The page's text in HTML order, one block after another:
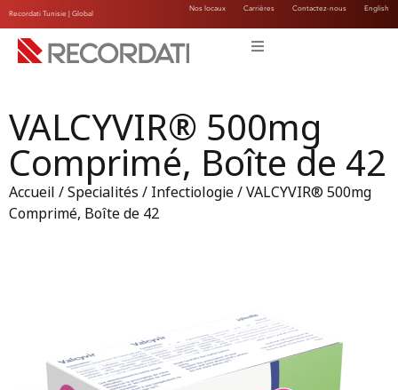
Recordati Tunisie |Global
Nos locaux Carrières Contactez-nous English
VALCYVIR® 500mg
Comprimé, Boîte de 42
Accueil /Specialités / Infectiologie/ VALCYVIR® 500mg
Comprimé, Boîte de 42